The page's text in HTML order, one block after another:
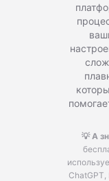
💡 А
ChatGPT,